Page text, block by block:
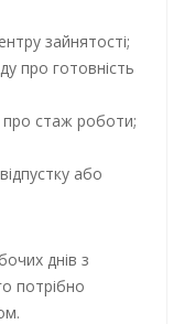
зайнятості;
про готовність
про стаж роботи;
або
днів з
потрібно